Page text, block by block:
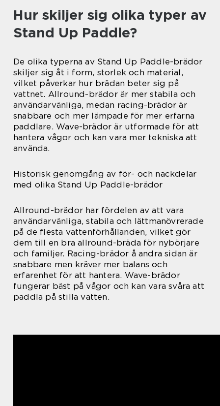
Hur skiljer sig olika typer av
Stand Up Paddle?
De olika typerna av Stand Up Paddle-brädor
skiljer sig åt i form, storlek och material,
vilket påverkar hur brädan beter sig på
vattnet. Allround-brädor är mer stabila och
användarvänliga, medan racing-brädor är
snabbare och mer lämpade för mer erfarna
paddlare. Wave-brädor är utformade för att
hantera vågor och kan vara mer tekniska att
använda.
Historisk genomgång av för- och nackdelar
med olika Stand Up Paddle-brädor
Allround-brädor har fördelen av att vara
användarvänliga, stabila och lättmanövrerade
på de flesta vattenförhållanden, vilket gör
dem till en bra allround-bräda för nybörjare
och familjer. Racing-brädor å andra sidan är
snabbare men kräver mer balans och
erfarenhet för att hantera. Wave-brädor
fungerar bäst på vågor och kan vara svåra att
paddla på stilla vatten.